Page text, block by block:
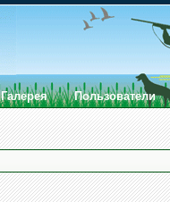
Галерея Пользователи